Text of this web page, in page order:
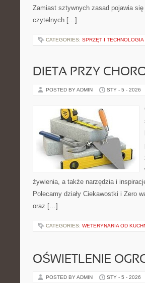
Zamiast sztywnych zasad pojawia
czytelnych […]
CATEGORIES: SPRZĘT I TECHNOLOGIA
DIETA PRZY
POSTED BY ADMIN STY - 5 - 2026
żywienia, a także narzędzia i
Polecamy działy Ciekawostki i Zero
oraz […]
CATEGORIES: WETERYNARIA OD
OŚWIETLENIE
POSTED BY ADMIN STY - 5 - 2026